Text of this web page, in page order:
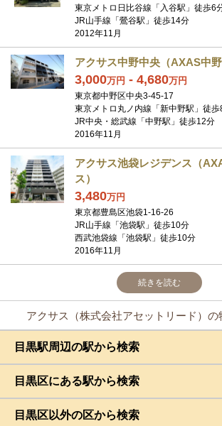
東京メトロ日比谷線「入谷駅」徒歩6
JR山手線「鶯谷駅」徒歩14分
2012年11月
アクサス中野中央（AXAS中野
3,000万円 - 4,680万円
東京都中野区中央3-45-17
東京メトロ丸ノ内線「新中野駅」徒歩
JR中央・総武線「中野駅」徒歩12分
2016年11月
アクサス池袋レジデンス（
ス）
3,480万円
東京都豊島区池袋1-16-26
JR山手線「池袋駅」徒歩10分
西武池袋線「池袋駅」徒歩10分
2016年11月
続きを読む
アクサス（株式会社アセットリード）の
目黒駅周辺の駅から検索
目黒区にある駅から検索
目黒区以外の区から検索